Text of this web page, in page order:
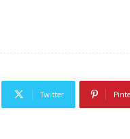
Twitter